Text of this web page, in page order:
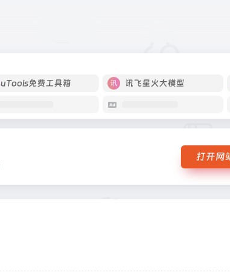
uTools免费工具箱 讯飞星火大模型
打开网